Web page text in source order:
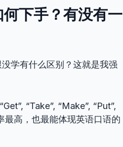
下手？有没有一
学有什么区别？这就是我强
“Take”, “Make”, “Put”,
最高，也最能体现英语口语的